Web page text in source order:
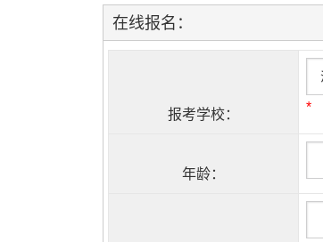
在线报名：
报考学校： *
年龄：